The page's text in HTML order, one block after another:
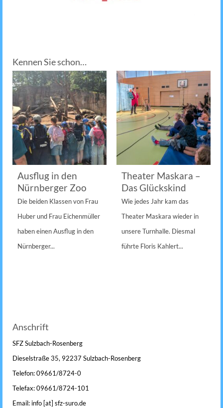
Kennen Sie schon…
Ausflug in den
Nürnberger Zoo
Die beiden Klassen von Frau
Huber und Frau Eichenmüller
haben einen Ausflug in den
Nürnberger...
Theater Maskara –
Das Glückskind
Wie jedes Jahr kam das
Theater Maskara wieder in
unsere Turnhalle. Diesmal
führte Floris Kahlert...
Anschrift
SFZ Sulzbach-Rosenberg
Dieselstraße 35, 92237 Sulzbach-Rosenberg
Telefon: 09661/8724-0
Telefax: 09661/8724-101
Email: info [at] sfz-suro.de